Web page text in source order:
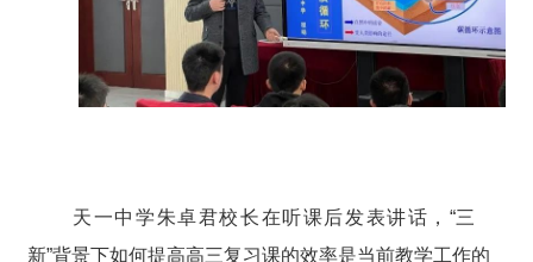
天一中学朱卓君校长在听课后发表讲话，“三
新”背景下如何提高高三复习课的效率是当前教学工作的